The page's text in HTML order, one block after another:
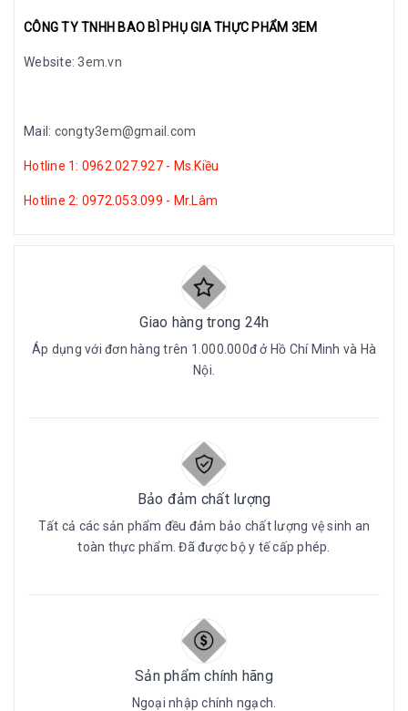
CÔNG TY TNHH BAO BÌ PHỤ GIA THỰC PHẨM 3EM
Website:3em.vn
Mail: congty3em@gmail.com
Hotline 1: 0962.027.927 - Ms.Kiều
Hotline 2: 0972.053.099 - Mr.Lâm
Giao hàng trong 24h
Áp dụng với đơn hàng trên 1.000.000đ ở Hồ Chí Minh và Hà
Nội.
Bảo đảm chất lượng
Tất cả các sản phẩm đều đảm bảo chất lượng vệ sinh an
toàn thực phẩm. Đã được bộ y tế cấp phép.
Sản phẩm chính hãng
Ngoại nhập chính ngạch.